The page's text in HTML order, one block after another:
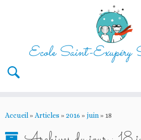
au
Ecole Saint-Exupéry
Accueil » Articles » 2016 » juin» 18